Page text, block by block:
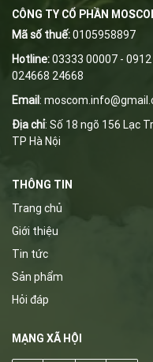
CÔNG TY CỔ PHẦN
Mã số thuế:0105958897
Hotline:03333 00007 -
024668 24668
Email: m
Địa chỉ: Số 18 ngõ 156 Lạc
TP Hà Nội
THÔNG TIN
Trang chủ
Giới thiệu
Tin tức
Sản phẩm
Hỏi đáp
MẠNG XÃ HỘI